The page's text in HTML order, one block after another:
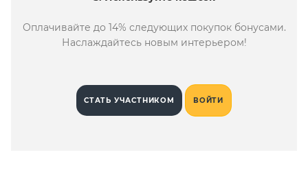
Оплачивайте до 14% следующих покупок бонусами.
Наслаждайтесь новым интерьером!
СТАТЬ УЧАСТНИКОМ ВОЙТИ